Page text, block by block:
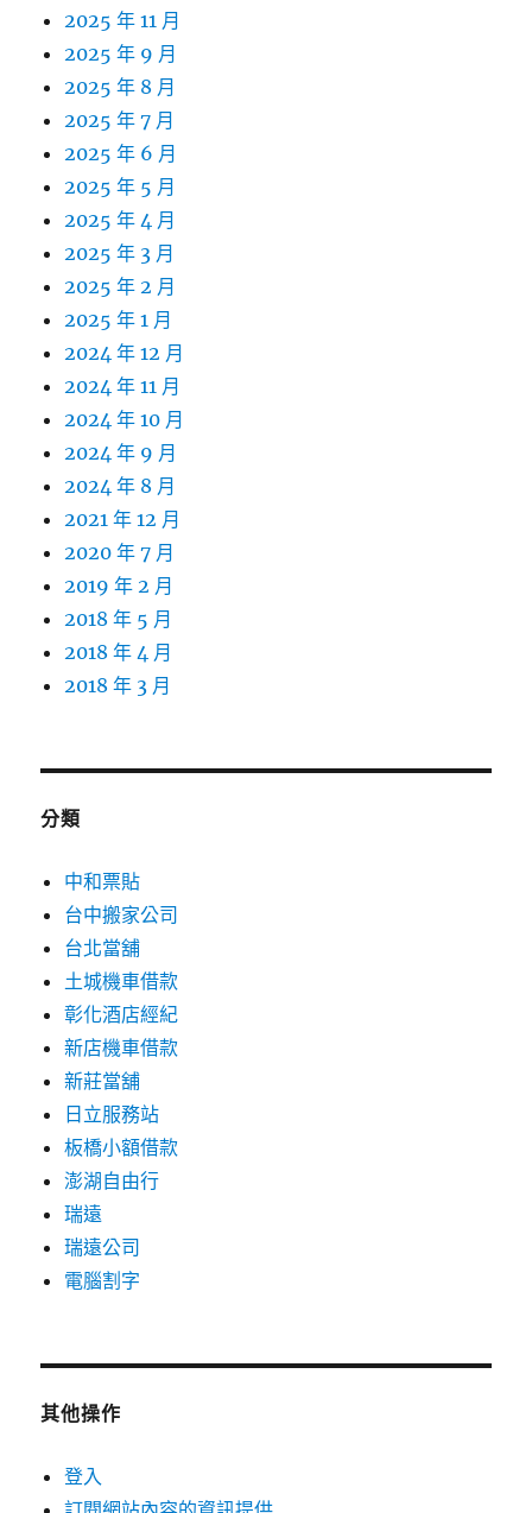
2025 年 11 月
2025 年 9 月
2025 年 8 月
2025 年 7 月
2025 年 6 月
2025 年 5 月
2025 年 4 月
2025 年 3 月
2025 年 2 月
2025 年 1 月
2024 年 12 月
2024 年 11 月
2024 年 10 月
2024 年 9 月
2024 年 8 月
2021 年 12 月
2020 年 7 月
2019 年 2 月
2018 年 5 月
2018 年 4 月
2018 年 3 月
分類
中和票貼
台中搬家公司
台北當舖
土城機車借款
彰化酒店經紀
新店機車借款
新莊當舖
日立服務站
板橋小額借款
澎湖自由行
瑞遠
瑞遠公司
電腦割字
其他操作
登入